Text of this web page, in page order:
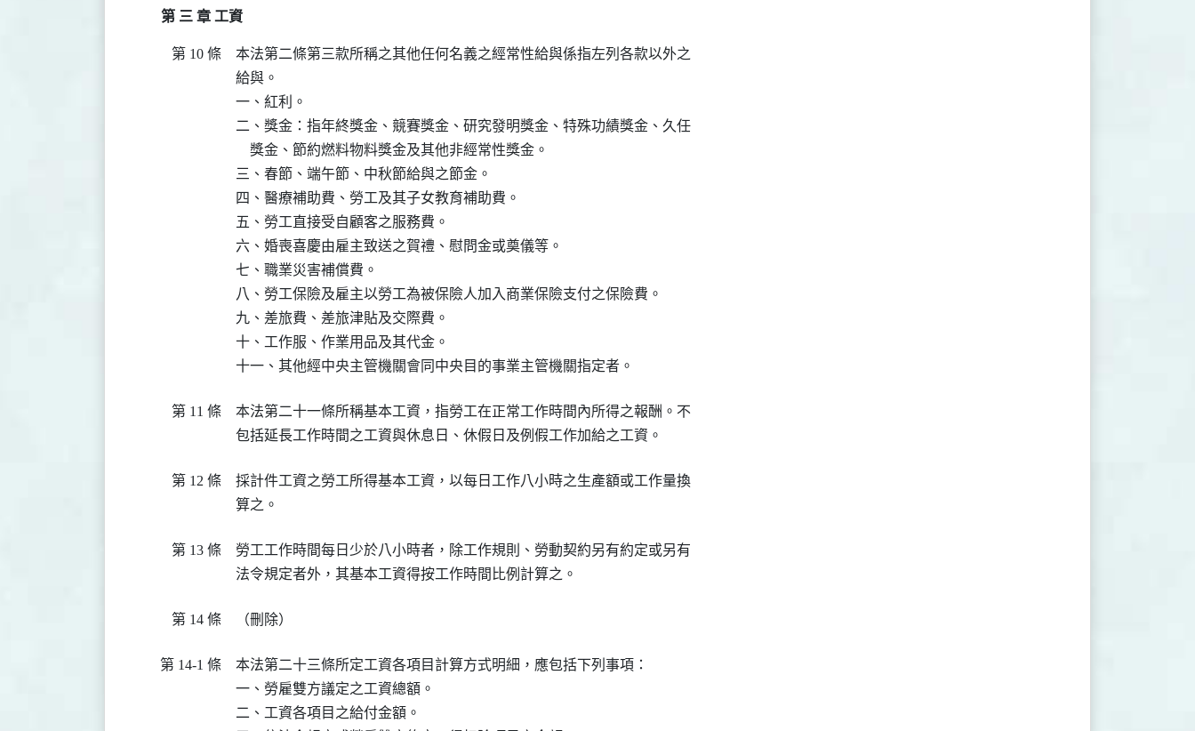
第 三 章 工資
第 10 條
本法第二條第三款所稱之其他任何名義之經常性給與係指左列各款以外之
給與。
一、紅利。
二、獎金：指年終獎金、競賽獎金、研究發明獎金、特殊功績獎金、久任
    獎金、節約燃料物料獎金及其他非經常性獎金。
三、春節、端午節、中秋節給與之節金。
四、醫療補助費、勞工及其子女教育補助費。
五、勞工直接受自顧客之服務費。
六、婚喪喜慶由雇主致送之賀禮、慰問金或奠儀等。
七、職業災害補償費。
八、勞工保險及雇主以勞工為被保險人加入商業保險支付之保險費。
九、差旅費、差旅津貼及交際費。
十、工作服、作業用品及其代金。
十一、其他經中央主管機關會同中央目的事業主管機關指定者。
第 11 條
本法第二十一條所稱基本工資，指勞工在正常工作時間內所得之報酬。不
包括延長工作時間之工資與休息日、休假日及例假工作加給之工資。
第 12 條
採計件工資之勞工所得基本工資，以每日工作八小時之生產額或工作量換
算之。
第 13 條
勞工工作時間每日少於八小時者，除工作規則、勞動契約另有約定或另有
法令規定者外，其基本工資得按工作時間比例計算之。
第 14 條 （刪除）
第 14-1 條
本法第二十三條所定工資各項目計算方式明細，應包括下列事項：
一、勞雇雙方議定之工資總額。
二、工資各項目之給付金額。